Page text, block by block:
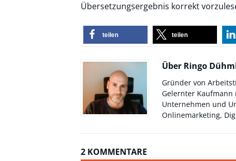
Übersetzungsergebnis korrekt
teilen teilen
Über Ringo
Gründer von
Gelernter Kaufmann
Unternehmen und
Onlinemarketing,
2 KOMMENTARE